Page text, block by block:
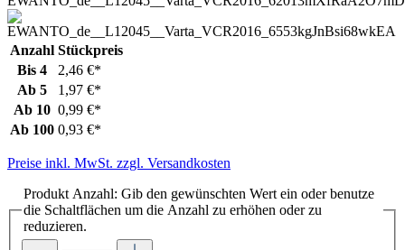
Anzahl Stückpreis
Bis 4
2,46 €*
Ab 5
1,97 €*
Ab 10 0,99 €*
Ab 100 0,93 €*
Preise inkl. MwSt. zzgl. Versandkosten
Produkt Anzahl: Gib den gewünschten Wert ein oder benutze
die Schaltflächen um die Anzahl zu erhöhen oder zu
reduzieren.